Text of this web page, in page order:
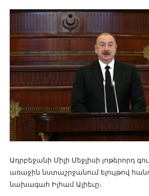
Ադրբեջանի Միլի Մեջլիսի յոթերորդ
առաջին նստաշրջանում ելույթով
նախագահ Իլհամ Ալիեւը։